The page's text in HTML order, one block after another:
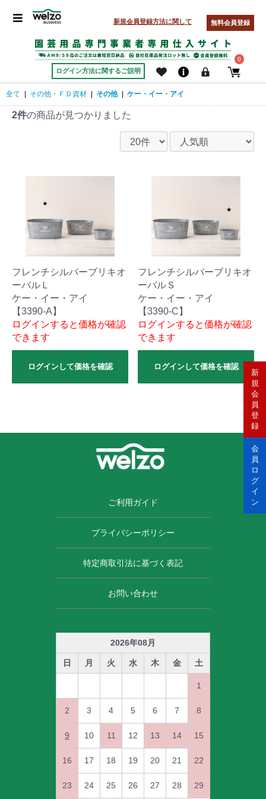
新規会員登録方法に関して 無料会員登録
ログイン方法に関するご説明
0
全て | その他・ＦＤ資材 | その他 | ケー・イー・アイ
2件の商品が見つかりました
フレンチシルバーブリキオ
ーバルＬ
ケー・イー・アイ
【3390-A】
ログインすると価格が確認
できます
ログインして価格を確認
フレンチシルバーブリキオ
ーバルＳ
ケー・イー・アイ
【3390-C】
ログインすると価格が確認
できます
ログインして価格を確認
ご利用ガイド
プライバシーポリシー
特定商取引法に基づく表記
お問い合わせ
2026年08月
日 月 火 水 木 金 土
1
2 3 4 5 6 7 8
9 10 11 12 13 14 15
16 17 18 19 20 21 22
23 24 25 26 27 28 29
新
規
会
員
登
録
会
員
ロ
グ
イ
ン